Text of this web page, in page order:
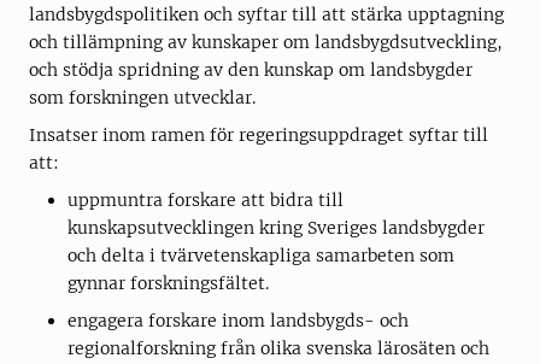
landsbygdspolitiken och syftar till att stärka upptagning
och tillämpning av kunskaper om landsbygdsutveckling,
och stödja spridning av den kunskap om landsbygder
som forskningen utvecklar.
Insatser inom ramen för regeringsuppdraget syftar till
att:
uppmuntra forskare att bidra till
kunskapsutvecklingen kring Sveriges landsbygder
och delta i tvärvetenskapliga samarbeten som
gynnar forskningsfältet.
engagera forskare inom landsbygds- och
regionalforskning från olika svenska lärosäten och